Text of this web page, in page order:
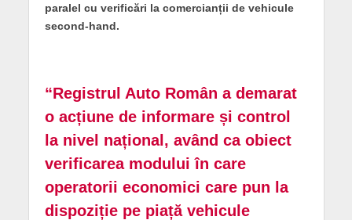
paralel cu verificări la comercianții de vehicule
second-hand.
“Registrul Auto Român a demarat
o acțiune de informare și control
la nivel național, având ca obiect
verificarea modului în care
operatorii economici care pun la
dispoziție pe piață vehicule